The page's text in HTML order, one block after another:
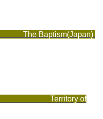
The Baptism(Japan)
of